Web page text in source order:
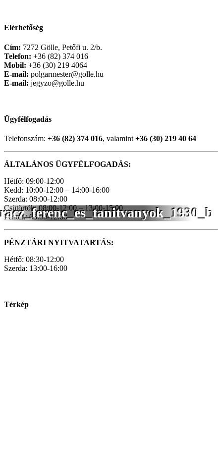
racz_ferenc_es_tanitvanyok_1930_b
Elérhetőség
Cím: 7272 Gölle, Petőfi u. 2/b.
Telefon: +36 (82) 374 016
Mobil: +36 (30) 219 4064
E-mail: polgarmester@golle.hu
E-mail: jegyzo@golle.hu
Ügyfélfogadás
Telefonszám: +36 (82) 374 016, valamint +36 (30) 219 40 64
ÁLTALÁNOS ÜGYFÉLFOGADÁS:
Hétfő: 09:00-12:00
Kedd: 10:00-12:00 – 14:00-16:00
Szerda: 08:00-12:00
Csütörtök: 08:00-12:00 – 13:00-15:00
Péntek: 08:00-12:00
PÉNZTÁRI NYITVATARTÁS:
Hétfő: 08:30-12:00
Szerda: 13:00-16:00
Térkép